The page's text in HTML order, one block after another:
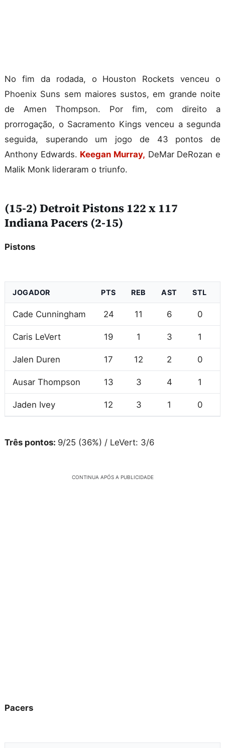
No fim da rodada, o Houston Rockets venceu o
Phoenix Suns sem maiores sustos, em grande noite
de Amen Thompson. Por fim, com direito a
prorrogação, o Sacramento Kings venceu a segunda
seguida, superando um jogo de 43 pontos de
Anthony Edwards. Keegan Murray, DeMar DeRozan e
Malik Monk lideraram o triunfo.
(15-2) Detroit Pistons 122 x 117
Indiana Pacers (2-15)
Pistons
JOGADOR PTS REB AST STL
Cade Cunningham 24 11 6 0
Caris LeVert 19 1 3 1
Jalen Duren 17 12 2 0
Ausar Thompson 13 3 4 1
Jaden Ivey 12 3 1 0
Três pontos: 9/25 (36%) / LeVert: 3/6
CONTINUA APÓS A PUBLICIDADE
Pacers